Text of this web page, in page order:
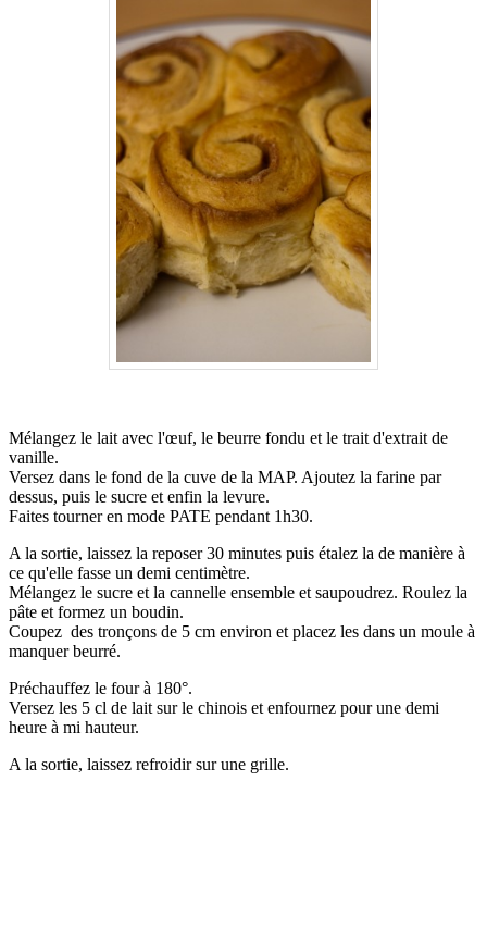
Mélangez le lait avec l'œuf, le beurre fondu et le trait d'extrait de
vanille.
Versez dans le fond de la cuve de la MAP. Ajoutez la farine par
dessus, puis le sucre et enfin la levure.
Faites tourner en mode PATE pendant 1h30.
A la sortie, laissez la reposer 30 minutes puis étalez la de manière à
ce qu'elle fasse un demi centimètre.
Mélangez le sucre et la cannelle ensemble et saupoudrez. Roulez la
pâte et formez un boudin.
Coupez des tronçons de 5 cm environ et placez les dans un moule à
manquer beurré.
Préchauffez le four à 180°.
Versez les 5 cl de lait sur le chinois et enfournez pour une demi
heure à mi hauteur.
A la sortie, laissez refroidir sur une grille.